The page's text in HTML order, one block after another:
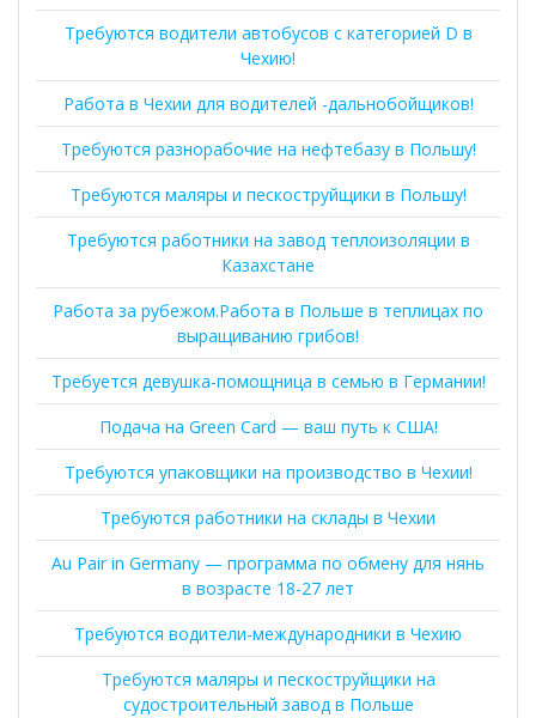
Требуются водители автобусов с категорией D в
Чехию!
Работа в Чехии для водителей -дальнобойщиков!
Требуются разнорабочие на нефтебазу в Польшу!
Требуются маляры и пескоструйщики в Польшу!
Требуются работники на завод теплоизоляции в
Казахстане
Работа за рубежом.Работа в Польше в теплицах по
выращиванию грибов!
Требуется девушка-помощница в семью в Германии!
Подача на Green Card — ваш путь к США!
Требуются упаковщики на производство в Чехии!
Требуются работники на склады в Чехии
Au Pair in Germany — программа по обмену для нянь
в возрасте 18-27 лет
Требуются водители-международники в Чехию
Требуются маляры и пескоструйщики на
судостроительный завод в Польше